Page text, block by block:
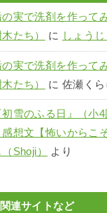
の実で洗剤を作って
たち）
に しょうじ
の実で洗剤を作って
たち）
に 佐瀬くら
初雪のふる日』（小
感想文【怖いからこ
Shoji）
より
関連サイトなど